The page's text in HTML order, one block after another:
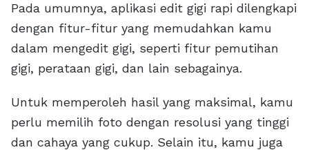
Pada umumnya, aplikasi edit gigi rapi dilengkapi
dengan fitur-fitur yang memudahkan kamu
dalam mengedit gigi, seperti fitur pemutihan
gigi, perataan gigi, dan lain sebagainya.
Untuk memperoleh hasil yang maksimal, kamu
perlu memilih foto dengan resolusi yang tinggi
dan cahaya yang cukup. Selain itu, kamu juga